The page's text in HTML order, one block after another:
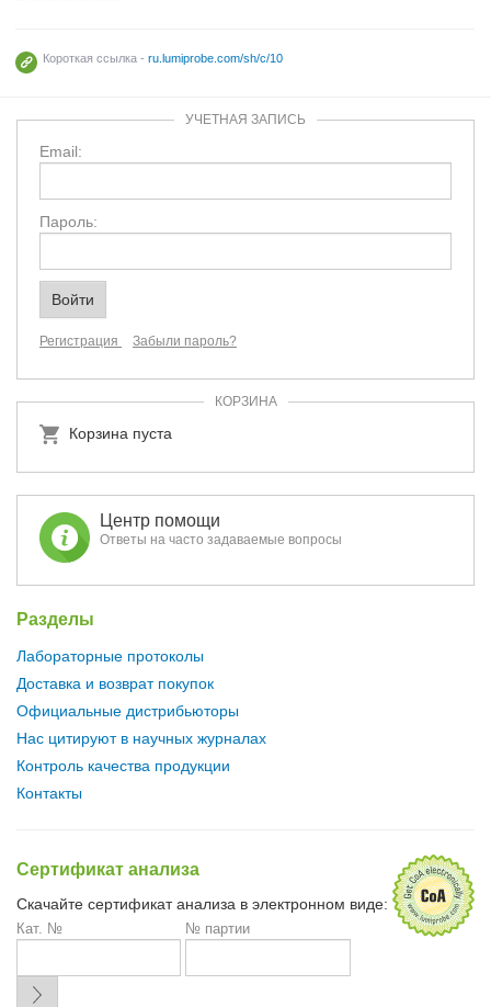
Короткая ссылка - ru.lumiprobe.com/sh/c/10
УЧЕТНАЯ ЗАПИСЬ
Email:
Пароль:
Регистрация Забыли пароль?
КОРЗИНА
Корзина пуста
Центр помощи
Ответы на часто задаваемые вопросы
Разделы
Лабораторные протоколы
Доставка и возврат покупок
Официальные дистрибьюторы
Нас цитируют в научных журналах
Контроль качества продукции
Контакты
Сертификат анализа
Скачайте сертификат анализа в электронном виде:
Кат. № № партии